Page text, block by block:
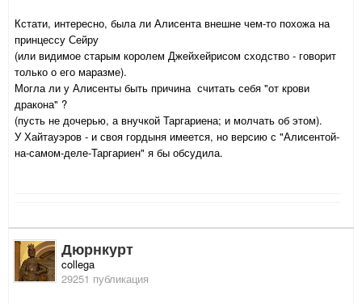
Кстати, интересно, была ли Алисента внешне чем-то похожа на
принцессу Сейру
(или видимое старым королем Джейхейрисом сходство - говорит
только о его маразме).
Могла ли у Алисенты быть причина считать себя "от крови
дракона" ?
(пусть не дочерью, а внучкой Таргариена; и молчать об этом).
У Хайтауэров - и своя гордыня имеется, но версию с "Алисентой-
на-самом-деле-Таргариен" я бы обсудила.
Дюрнкурт
collega
29251 публикация